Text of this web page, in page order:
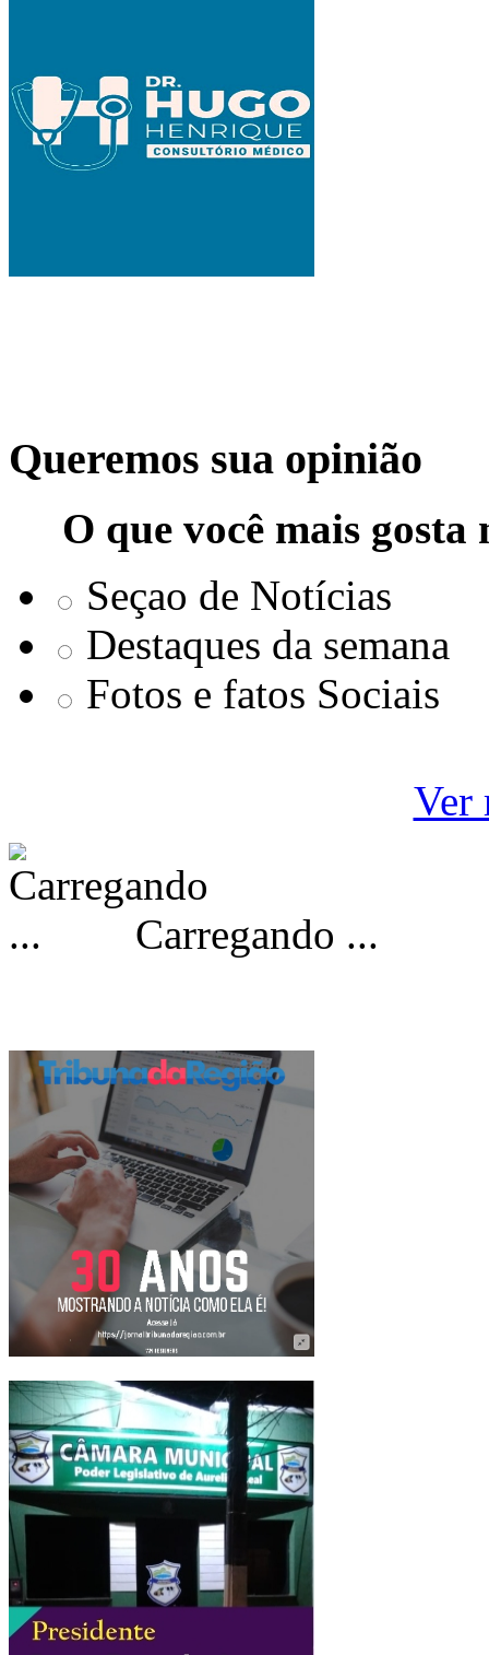
Queremos sua opinião
O que você mais
Seçao de Notícias
Destaques da semana
Fotos e fatos Sociais
Ver
Carregando ...